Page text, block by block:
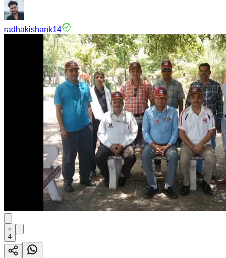
radhakishank14
4